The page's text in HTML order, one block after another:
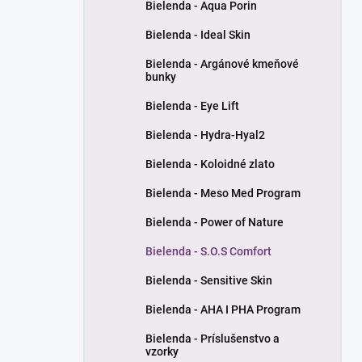
Bielenda - Aqua Porin
Bielenda - Ideal Skin
Bielenda - Argánové kmeňové
bunky
Bielenda - Eye Lift
Bielenda - Hydra-Hyal2
Bielenda - Koloidné zlato
Bielenda - Meso Med Program
Bielenda - Power of Nature
Bielenda - S.O.S Comfort
Bielenda - Sensitive Skin
Bielenda - AHA I PHA Program
Bielenda - Príslušenstvo a
vzorky